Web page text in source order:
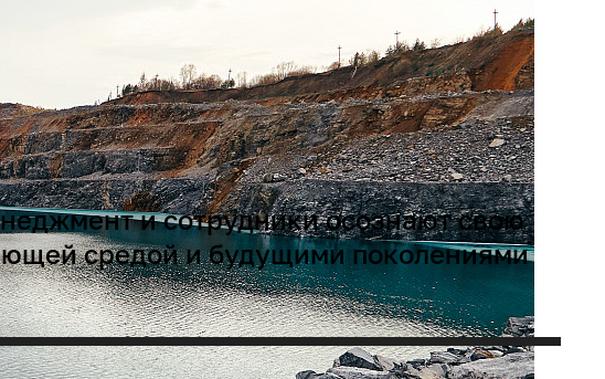
и сотрудники осознают свою
средой и будущими поколениями